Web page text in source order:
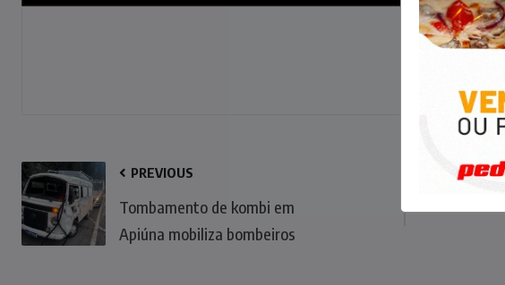
PREVIOUS
Tombamento de kombi em
Apiúna mobiliza bombeiros